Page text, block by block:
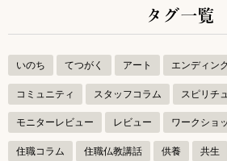
タグ一覧
いのち てつがく アート エンディン
コミュニティ スタッフコラム スピリチ
モニターレビュー レビュー ワークショ
住職コラム 住職仏教講話 供養 共生